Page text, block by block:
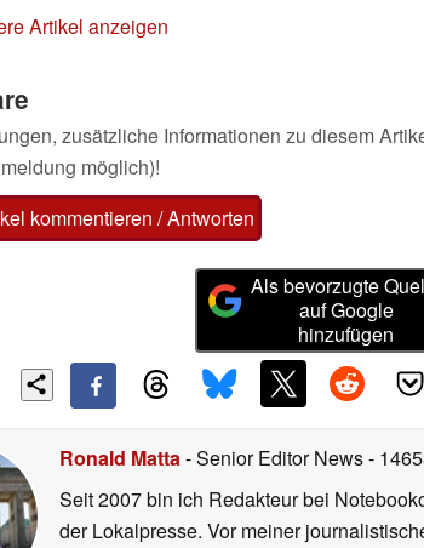
Artikel anzeigen
zusätzliche Informationen zu diesem
möglich)!
kommentieren / Antworten
Als bevorzugte
auf Google
hinzufügen
Ronald Matta- Senior Editor News-
Seit 2007 bin ich Redakteur bei
der Lokalpresse. Vor meiner